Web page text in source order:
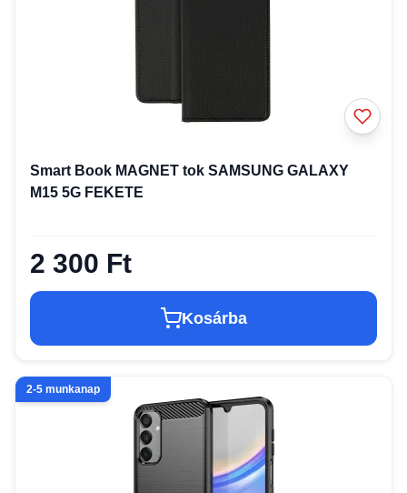
Smart Book MAGNET tok SAMSUNG GALAXY
M15 5G FEKETE
2 300 Ft
Kosárba
2-5 munkanap